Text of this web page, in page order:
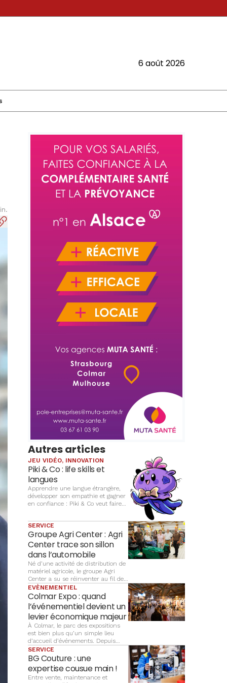
6 août 2026
Autres articles
JEU VIDÉO, INNOVATION
Piki & Co : life skills et
langues
Apprendre une langue étrangère,
développer son empathie et gagner
en confiance : Piki & Co veut faire
enfants
SERVICE
Groupe Agri Center : Agri
Center trace son sillon
dans l’automobile
Né d’une activité de distribution de
matériel agricole, le groupe Agri
Center a su se réinventer au fil des
décennies pour accompagner
l’évolution des besoins de ses
clients, notamment dans
l’automobile. Aujourd’hui,
l’entreprise familiale s’appuie sur
un réseau de 17 points de vente et
place plus que jamais le service de
proximité au cœur de sa stratégie.
EVÈNEMENTIEL
Colmar Expo : quand
l’événementiel devient un
levier économique majeur
À Colmar, le parc des expositions
est bien plus qu’un simple lieu
d’accueil d’événements. Depuis
plus de trente ans, Colmar Expo
organise et développe des
manifestations qui participent à
l’attractivité économique et
culturelle du territoire. Portée par la
SERVICE
BG Couture : une
expertise cousue main !
Entre vente, maintenance et